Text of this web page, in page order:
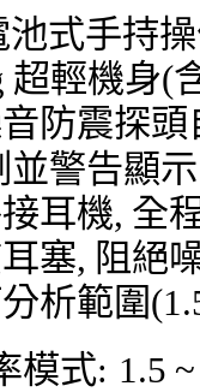
池式手持
超輕機身(
防震探頭
並警告顯示
耳機, 全
塞, 阻絕
析範圍
模式: 1.5